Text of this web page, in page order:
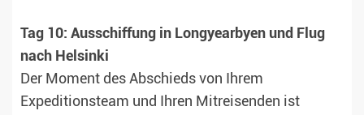
Tag 10: Ausschiffung in Longyearbyen und Flug
nach Helsinki
Der Moment des Abschieds von Ihrem
Expeditionsteam und Ihren Mitreisenden ist